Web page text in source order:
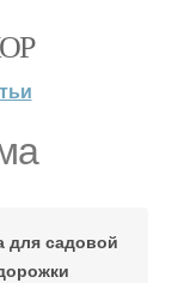
для садовой